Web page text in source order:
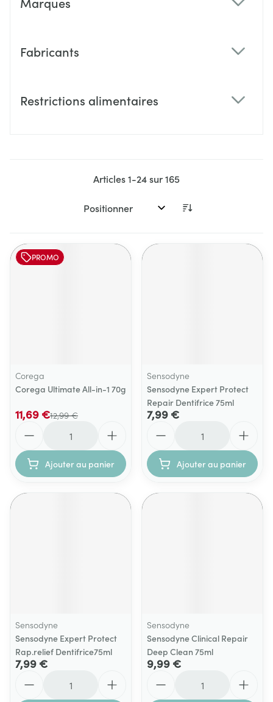
Fabricants
Restrictions alimentaires
Articles1-24sur165
Trier par:
PROMO
Corega
Corega Ultimate All-in-1 70g
12,99 €
11,69 €
Ajouter au panier
Sensodyne
Sensodyne Expert Protect
Repair Dentifrice 75ml
7,99 €
Ajouter au panier
Sensodyne
Sensodyne Expert Protect
Rap.relief Dentifrice75ml
7,99 €
Sensodyne
Sensodyne Clinical Repair
Deep Clean 75ml
9,99 €